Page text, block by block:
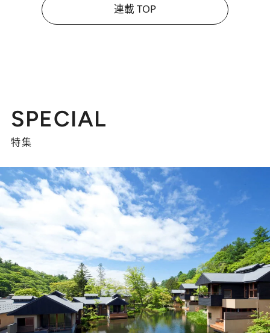
連載 TOP
SPECIAL
特集